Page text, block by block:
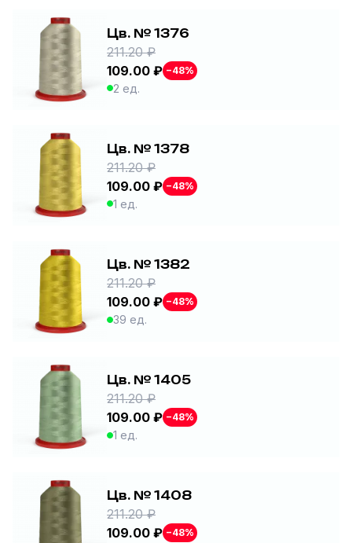
Цв. № 1376
211.20 ₽
109.00 ₽ −48%
2 ед.
Цв. № 1378
211.20 ₽
109.00 ₽ −48%
1 ед.
Цв. № 1382
211.20 ₽
109.00 ₽ −48%
39 ед.
Цв. № 1405
211.20 ₽
109.00 ₽ −48%
1 ед.
Цв. № 1408
211.20 ₽
109.00 ₽ −48%